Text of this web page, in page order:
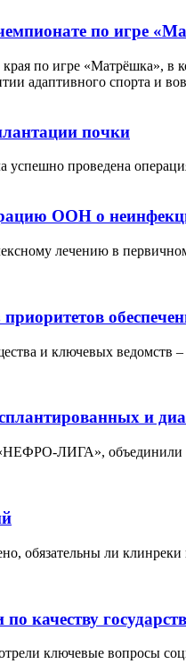
по игре
по игре «Матрёшка», в
адаптивного спорта и
почки
проведена
ООН о
лечению в
и ключевых ведомств
и
ЛИГА», объединили
ли клинреки
качеству
ключевые вопросы